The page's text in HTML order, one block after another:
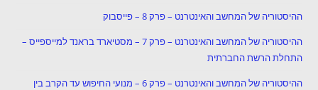
ההיסטוריה של המחשב והאינטרנט – פרק 8 – פייסבוק
ההיסטוריה של המחשב והאינטרנט – פרק 7 – מסטיארד בראנד למייספייס –
התחלת הרשת החברתית
ההיסטוריה של המחשב והאינטרנט – פרק 6 – מנועי החיפוש עד הקרב בין